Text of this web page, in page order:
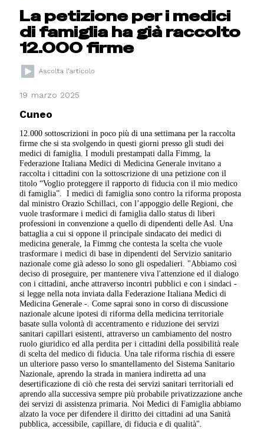
La petizione per i medici
di famiglia ha già raccolto
12.000 firme
19 marzo 2025
Cuneo
12.000 sottoscrizioni in poco più di una settimana per la raccolta
firme che si sta svolgendo in questi giorni presso gli studi dei
medici di famiglia. I moduli prestampati dalla Fimmg, la
Federazione Italiana Medici di Medicina Generale invitano a
raccolta i cittadini con la sottoscrizione di una petizione con il
titolo “Voglio proteggere il rapporto di fiducia con il mio medico
di famiglia”. I medici di famiglia sono contro la riforma proposta
dal ministro Orazio Schillaci, con l’appoggio delle Regioni, che
vuole trasformare i medici di famiglia dallo status di liberi
professioni in convenzione a quello di dipendenti delle Asl. Una
battaglia a cui si oppone il principale sindacato dei medici di
medicina generale, la Fimmg che contesta la scelta che vuole
trasformare i medici di base in dipendenti del Servizio sanitario
nazionale come già adesso lo sono gli ospedalieri. "Abbiamo così
deciso di proseguire, per mantenere viva l'attenzione ed il dialogo
con i cittadini, anche attraverso incontri pubblici e con i sindaci -
si legge nella nota inviata dalla Federazione Italiana Medici di
Medicina Generale -. Come saprai sono in corso di discussione
nazionale alcune ipotesi di riforma della medicina territoriale
basate sulla volontà di accentramento e riduzione dei servizi
sanitari capillari esistenti, attraverso un cambiamento del nostro
ruolo giuridico ed alla perdita per i cittadini della possibilità reale
di scelta del medico di fiducia. Una tale riforma rischia di essere
un ulteriore passo verso lo smantellamento del Sistema Sanitario
Nazionale, aprendo la strada in maniera indiretta ad una
desertificazione di ciò che resta dei servizi sanitari territoriali ed
aprendo alla successiva sempre più probabile privatizzazione anche
dei servizi di assistenza primaria. Noi Medici di Famiglia abbiamo
alzato la voce per difendere il diritto dei cittadini ad una Sanità
pubblica, accessibile, capillare, di fiducia e di qualità".